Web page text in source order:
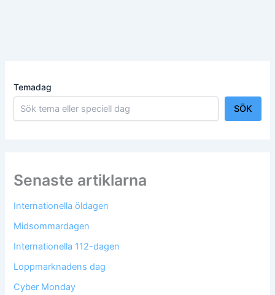
Temadag
SÖK
Senaste artiklarna
Internationella öldagen
Midsommardagen
Internationella 112-dagen
Loppmarknadens dag
Cyber Monday